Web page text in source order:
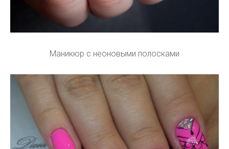
Маникюр с неоновыми полосками